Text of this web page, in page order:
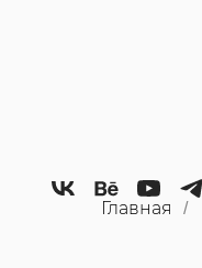
Главная /